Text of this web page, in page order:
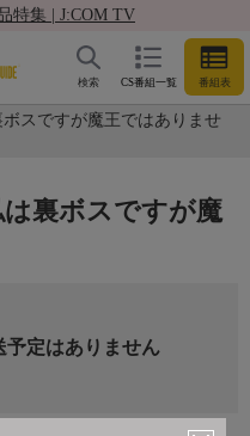
特集 | J:COM TV
CS番組一覧 番組表
検索
スですが魔王ではありませ
裏ボスですが魔
予定はありません